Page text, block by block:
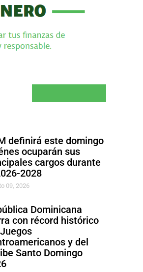
definirá este domingo
ocuparán sus
cargos durante
2028
09, 2026
Dominicana
con récord histórico
y del
Santo Domingo